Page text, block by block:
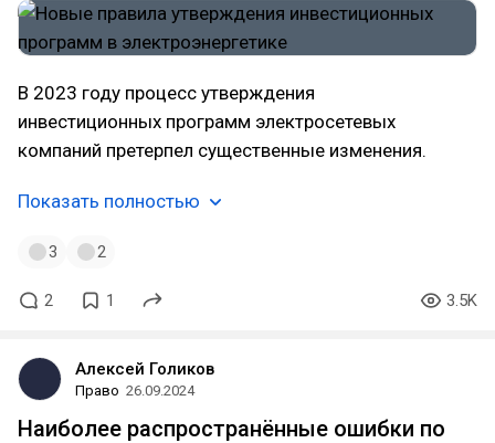
В 2023 году процесс утверждения
инвестиционных программ электросетевых
компаний претерпел существенные изменения.
Показать полностью
3 2
2 1 3.5K
Алексей Голиков
Право 26.09.2024
Наиболее распространённые ошибки по